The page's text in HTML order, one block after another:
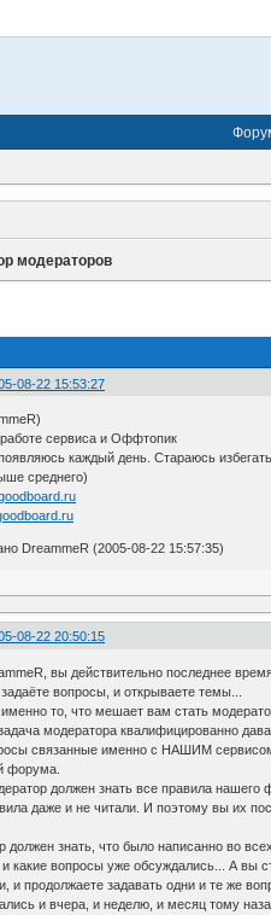
модераторов
08-22 15:53:27
сервиса и Оффтопик
каждый день. Стараюсь
среднего)
DreammeR (2005-08-22 15:57:35)
08-22 20:50:15
вы действительно последнее
вопросы, и открываете темы...
именно то, что мешает вам стать
модератора квалифицированно
связанные именно с НАШИМ
форума.
должен знать все правила нашего
даже и не читали. И поэтому вы их
должен знать, что было написанно во всех
какие вопросы уже обсуждались... А вы
и продолжаете задавать одни и те же
и вчера, и неделю, и месяц тому